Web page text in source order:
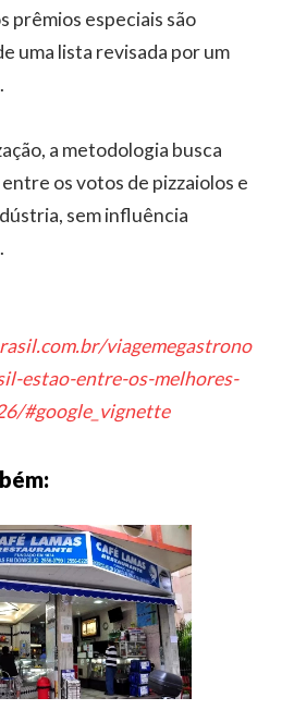
prêmios especiais são
uma lista revisada por um
a metodologia busca
os votos de pizzaiolos e
sem influência
estao-entre-os-melhores-
#google_vignette